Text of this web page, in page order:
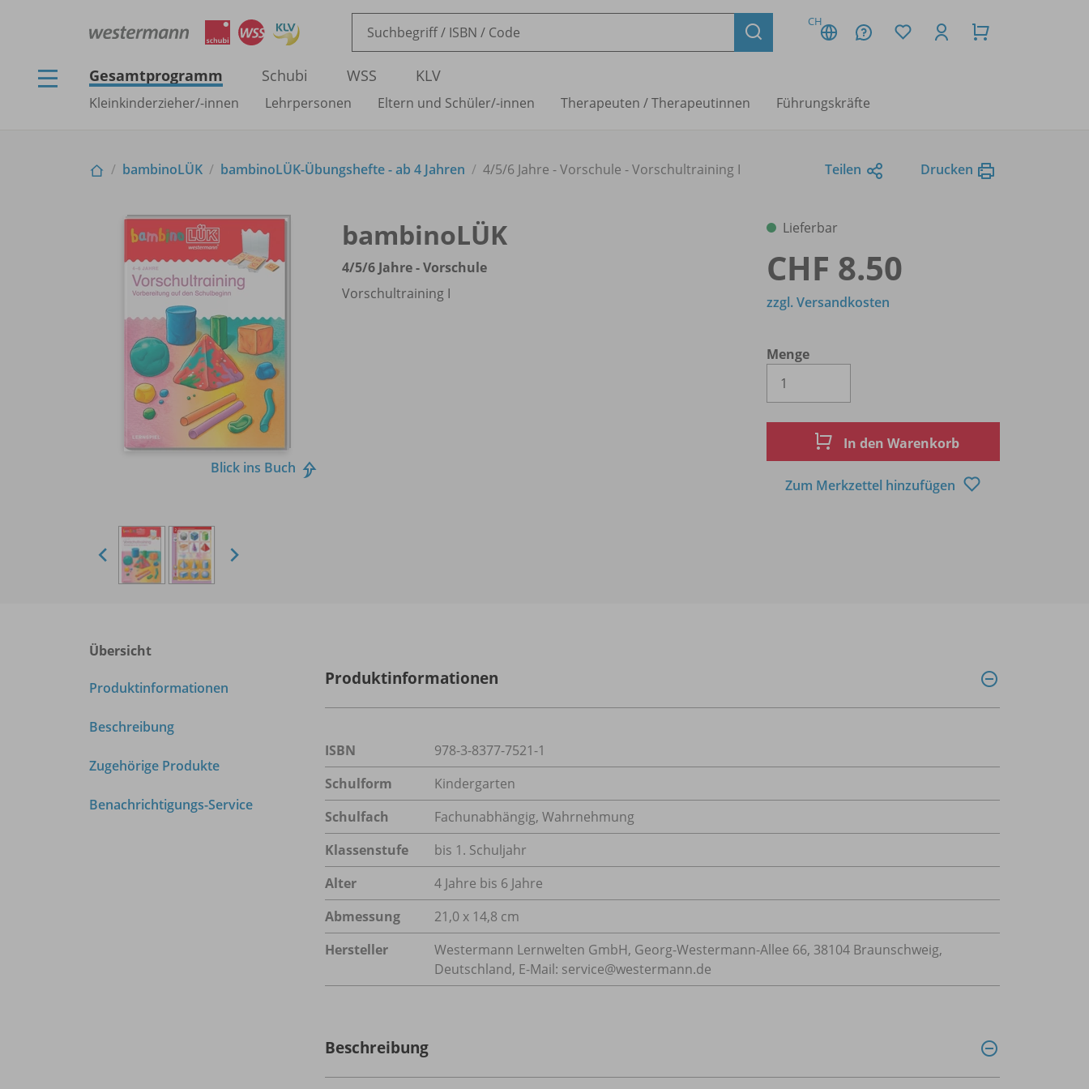
CH
Gesamtprogramm Schubi WSS KLV
Kleinkinderzieher/-innen Lehrpersonen Eltern und Schüler/-innen Therapeuten /Therapeutinnen Führungskräfte
bambinoLÜK bambinoLÜK-Übungshefte - ab 4 Jahren 4/5/6 Jahre - Vorschule - Vorschultraining I Teilen Drucken
Blick ins Buch
bambinoLÜK
4/5/6 Jahre - Vorschule
Vorschultraining I
Lieferbar
CHF 8.50
Menge
zzgl. Versandkosten
In den Warenkorb
Zum Merkzettel hinzufügen
Übersicht
Produktinformationen
Beschreibung
Zugehörige Produkte
Benachrichtigungs-Service
Produktinformationen
ISBN
978-3-8377-7521-1
Schulform
Kindergarten
Schulfach
Fachunabhängig, Wahrnehmung
Klassenstufe
bis 1. Schuljahr
Alter
4 Jahre bis 6 Jahre
Abmessung
21,0 x 14,8 cm
Hersteller
Westermann Lernwelten GmbH, Georg-Westermann-Allee 66, 38104 Braunschweig,
Deutschland, E-Mail: service@westermann.de
Beschreibung